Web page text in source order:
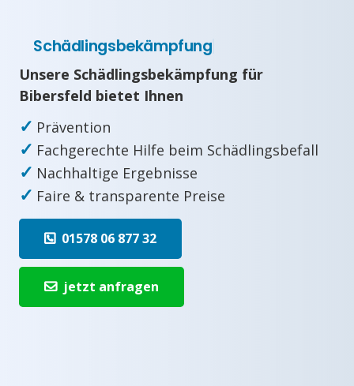
Schädlingsbekämpfung
Unsere Schädlingsbekämpfung für
Bibersfeld bietet Ihnen
✓ Prävention
✓ Fachgerechte Hilfe beim Schädlingsbefall
✓ Nachhaltige Ergebnisse
✓ Faire & transparente Preise
01578 06 877 32
jetzt anfragen